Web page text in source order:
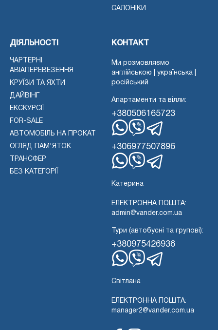
САЛОНІКИ
ДІЯЛЬНОСТІ
ЧАРТЕРНІ
АВІАПЕРЕВЕЗЕННЯ
КРУЇЗИ ТА ЯХТИ
ДАЙВІНГ
ЕКСКУРСІЇ
FOR-SALE
АВТОМОБІЛЬ НА ПРОКАТ
ОГЛЯД ПАМ'ЯТОК
ТРАНСФЕР
БЕЗ КАТЕГОРІЇ
КОНТАКТ
Ми розмовляємо
англійською | українська |
російський
Апартаменти та вілли:
+380506165723
WhatsApp
Вайбер
Телеграма
+306977507896
Катерина
ЕЛЕКТРОННА ПОШТА:
admin@vander.com.ua
Тури (автобусні та групові):
+380975426936
Світлана
ЕЛЕКТРОННА ПОШТА:
manager2@vander.com.ua